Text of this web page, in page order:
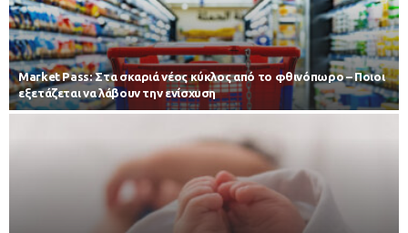
Market Pass: Στα σκαριά νέος κύκλος από το φθινόπωρο – Ποιοι
εξετάζεται να λάβουν την ενίσχυση